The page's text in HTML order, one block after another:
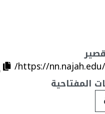
https://nn.najah.edu/
المفتاحية